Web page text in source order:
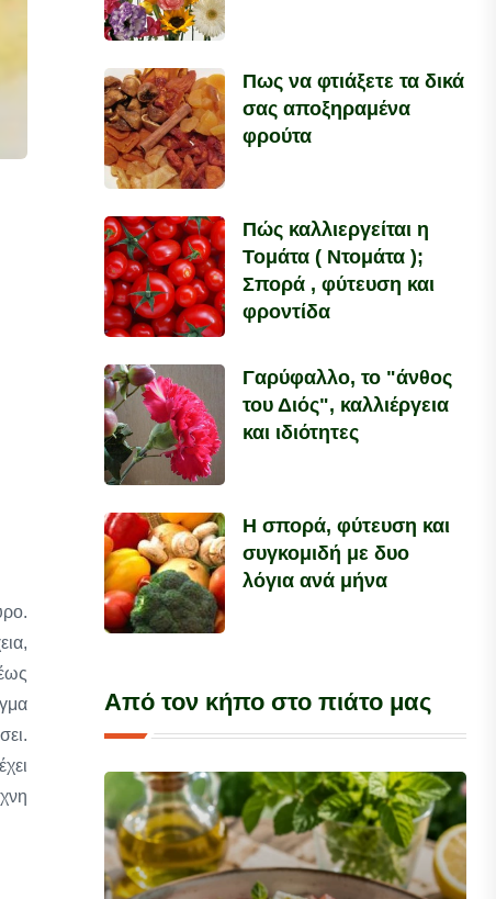
Πως να φτιάξετε τα δικά
σας αποξηραμένα
φρούτα
Πώς καλλιεργείται η
Τομάτα ( Ντομάτα );
Σπορά , φύτευση και
φροντίδα
Γαρύφαλλο, το "άνθος
του Διός", καλλιέργεια
και ιδιότητες
Η σπορά, φύτευση και
συγκομιδή με δυο
λόγια ανά μήνα
Από τον κήπο στο πιάτο μας